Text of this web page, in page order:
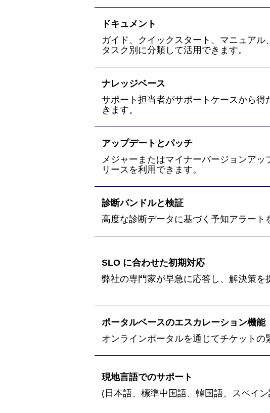
ドキュメント
ガイド、クイックスタート、マニュア
タスク別に分類して活用できます。
ナレッジベース
サポート担当者がサポートケースから
きます。
アップデートとパッチ
メジャーまたはマイナーバージョンア
リースを利用できます。
診断バンドルと検証
高度な診断データに基づく予知アラート
SLO に合わせた初期対応
弊社の専門家が早急に応答し、解決策を
ポータルベースのエスカレーション機能
オンラインポータルを通じてチケットの
現地言語でのサポート
(日本語、標準中国語、韓国語、スペイン